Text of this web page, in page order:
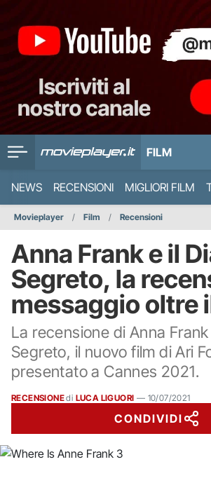
FILM
NEWS RECENSIONI MIGLIORI FILM
Movieplayer Film Recensioni
Anna Frank e il
Segreto, la
messaggio oltre
La recensione di Anna
Segreto, il nuovo film di Ari
presentato a Cannes 2021.
RECENSIONEdi LUCA LIGUORI — 10/07/2021
CONDIVIDI